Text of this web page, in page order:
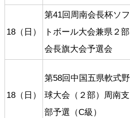
18（日）
第41回周南会長杯ソフ
トボール大会兼県２部
会長旗大会予選会
18（日）
第58回中国五県軟式野
球大会（２部）周南支
部予選（C級）